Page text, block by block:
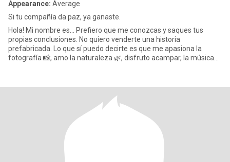
Appearance: Average
Si tu compañía da paz, ya ganaste.
Hola! Mi nombre es... Prefiero que me conozcas y saques tus
propias conclusiones. No quiero venderte una historia
prefabricada. Lo que sí puedo decirte es que me apasiona la
fotografía 📸, amo la naturaleza 🌿, disfruto acampar, la música